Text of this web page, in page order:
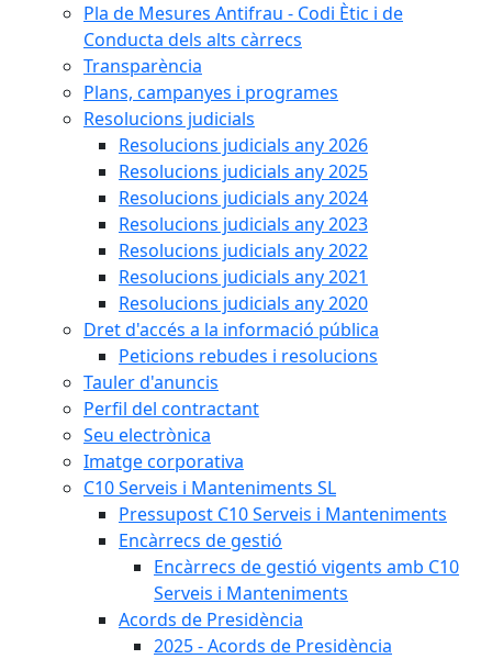
Pla de Mesures Antifrau - Codi Ètic i de
Conducta dels alts càrrecs
Transparència
Plans, campanyes i programes
Resolucions judicials
Resolucions judicials any 2026
Resolucions judicials any 2025
Resolucions judicials any 2024
Resolucions judicials any 2023
Resolucions judicials any 2022
Resolucions judicials any 2021
Resolucions judicials any 2020
Dret d'accés a la informació pública
Peticions rebudes i resolucions
Tauler d'anuncis
Perfil del contractant
Seu electrònica
Imatge corporativa
C10 Serveis i Manteniments SL
Pressupost C10 Serveis i Manteniments
Encàrrecs de gestió
Encàrrecs de gestió vigents amb C10
Serveis i Manteniments
Acords de Presidència
2025 - Acords de Presidència